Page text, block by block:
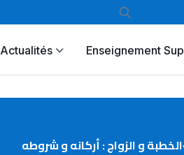
Actualités Enseignement
الخطبة و الزواج : أركانه و شروطه